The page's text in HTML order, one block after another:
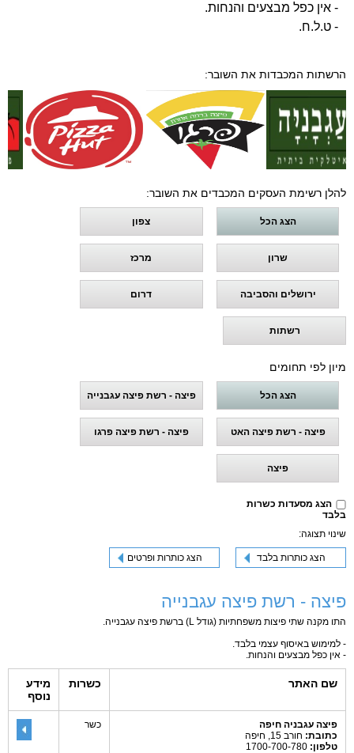
- אין כפל מבצעים והנחות.
- ט.ל.ח.
הרשתות המכבדות את השובר:
להלן רשימת העסקים המכבדים את השובר:
הצג הכל צפון
שרון מרכז
ירושלים והסביבה דרום
רשתות
מיון לפי תחומים
הצג הכל פיצה - רשת פיצה עגבנייה
פיצה - רשת פיצה האט פיצה - רשת פיצה פרגו
פיצה
הצג מסעדות כשרות
בלבד
שינוי תצוגה:
הצג כותרות בלבד הצג כותרות ופרטים
פיצה - רשת פיצה עגבנייה
התו מקנה שתי פיצות משפחתיות (גודל L) ברשת פיצה עגבנייה.
- למימוש באיסוף עצמי בלבד.
- אין כפל מבצעים והנחות.
שם האתר כשרות
מידע
נוסף
פיצה עגבניה חיפה
כתובת: חורב 15, חיפה
טלפון:
כשר